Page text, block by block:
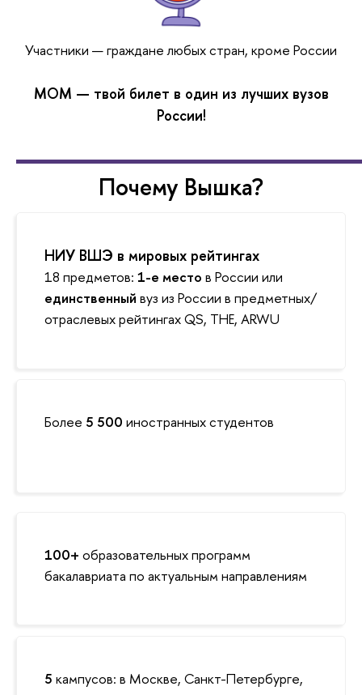
Участники — граждане любых стран, кроме России
МОМ — твой билет в один из лучших вузов
России!
Почему Вышка?
НИУ ВШЭ в мировых рейтингах
18 предметов: 1-е место в России или
единственный вуз из России в предметных/
отраслевых рейтингах QS, THE, ARWU
Более 5 500 иностранных студентов
100+ образовательных программ
бакалавриата по актуальным направлениям
5 кампусов: в Москве, Санкт-Петербурге,